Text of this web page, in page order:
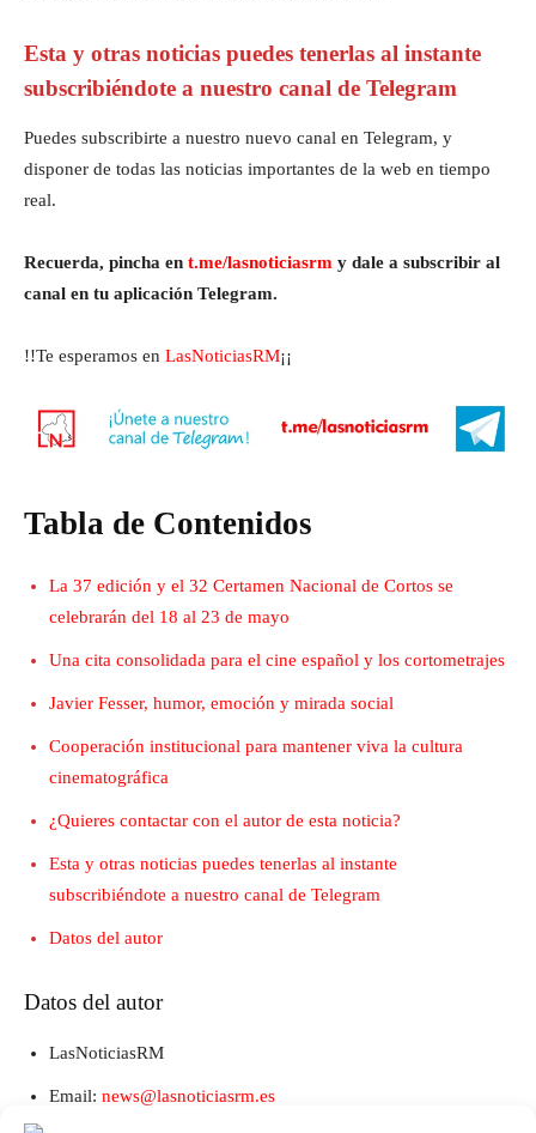
Esta y otras noticias puedes tenerlas al instante
subscribiéndote a nuestro canal de Telegram
Puedes subscribirte a nuestro nuevo canal en Telegram, y
disponer de todas las noticias importantes de la web en tiempo
real.
Recuerda, pincha en t.me/lasnoticiasrm y dale a subscribir al
canal en tu aplicación Telegram.
!!Te esperamos en LasNoticiasRM¡¡
Tabla de Contenidos
La 37 edición y el 32 Certamen Nacional de Cortos se
celebrarán del 18 al 23 de mayo
Una cita consolidada para el cine español y los cortometrajes
Javier Fesser, humor, emoción y mirada social
Cooperación institucional para mantener viva la cultura
cinematográfica
¿Quieres contactar con el autor de esta noticia?
Esta y otras noticias puedes tenerlas al instante
subscribiéndote a nuestro canal de Telegram
Datos del autor
Datos del autor
LasNoticiasRM
Email: news@lasnoticiasrm.es